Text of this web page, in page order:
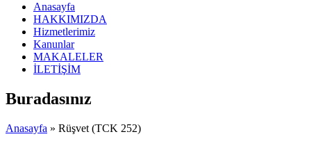
Anasayfa
HAKKIMIZDA
Hizmetlerimiz
Kanunlar
MAKALELER
İLETİŞİM
Buradasınız
Anasayfa » Rüşvet (TCK 252)